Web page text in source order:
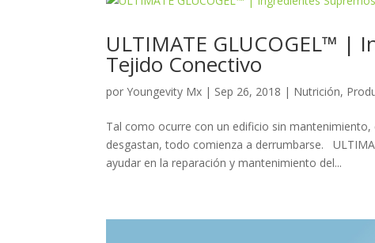
ULTIMATE GLUCOGEL™ |
Tejido Conectivo
porYoungevity Mx | Sep 26, 2018 | Nutrición,
Tal como ocurre con un edificio sin
desgastan, todo comienza a derrumbarse.
ayudar en la reparación y mantenimiento del...